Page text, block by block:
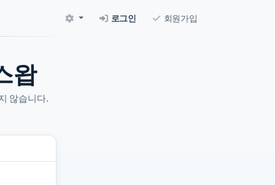
로그인 회원가입
왑
않습니다.